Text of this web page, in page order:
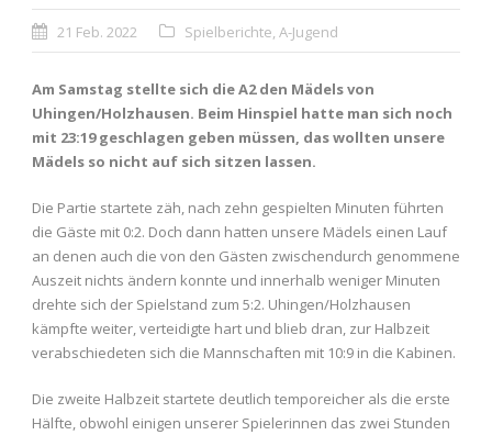
21 Feb. 2022 Spielberichte, A-Jugend
Am Samstag stellte sich die A2 den Mädels von
Uhingen/Holzhausen. Beim Hinspiel hatte man sich noch
mit 23:19 geschlagen geben müssen, das wollten unsere
Mädels so nicht auf sich sitzen lassen.
Die Partie startete zäh, nach zehn gespielten Minuten führten
die Gäste mit 0:2. Doch dann hatten unsere Mädels einen Lauf
an denen auch die von den Gästen zwischendurch genommene
Auszeit nichts ändern konnte und innerhalb weniger Minuten
drehte sich der Spielstand zum 5:2. Uhingen/Holzhausen
kämpfte weiter, verteidigte hart und blieb dran, zur Halbzeit
verabschiedeten sich die Mannschaften mit 10:9 in die Kabinen.
Die zweite Halbzeit startete deutlich temporeicher als die erste
Hälfte, obwohl einigen unserer Spielerinnen das zwei Stunden